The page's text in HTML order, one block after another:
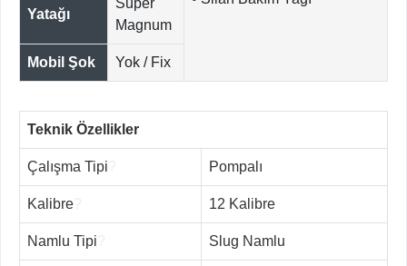
Yatağı
Magnum
Mobil Şok Yok / Fix
Teknik Özellikler
Çalışma Tipi Pompalı
Kalibre 12 Kalibre
Namlu Tipi Slug Namlu